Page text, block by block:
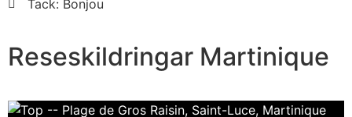
Tack: Bonjou
Reseskildringar Martinique